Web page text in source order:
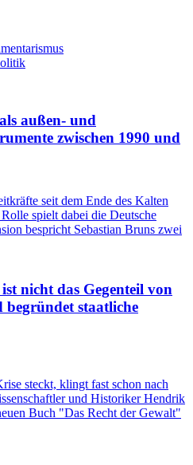
außen- und
zwischen 1990 und
seit dem Ende des Kalten
spielt dabei die Deutsche
bespricht Sebastian Bruns zwei
nicht das Gegenteil von
begründet staatliche
steckt, klingt fast schon nach
und Historiker Hendrik
Buch "Das Recht der Gewalt"